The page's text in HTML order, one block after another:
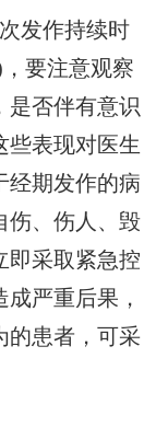
发作持续时
要注意观察
是否伴有意识
些表现对医生
经期发作的病
伤、伤人、毁
即采取紧急控
严重后果，
的患者，可采